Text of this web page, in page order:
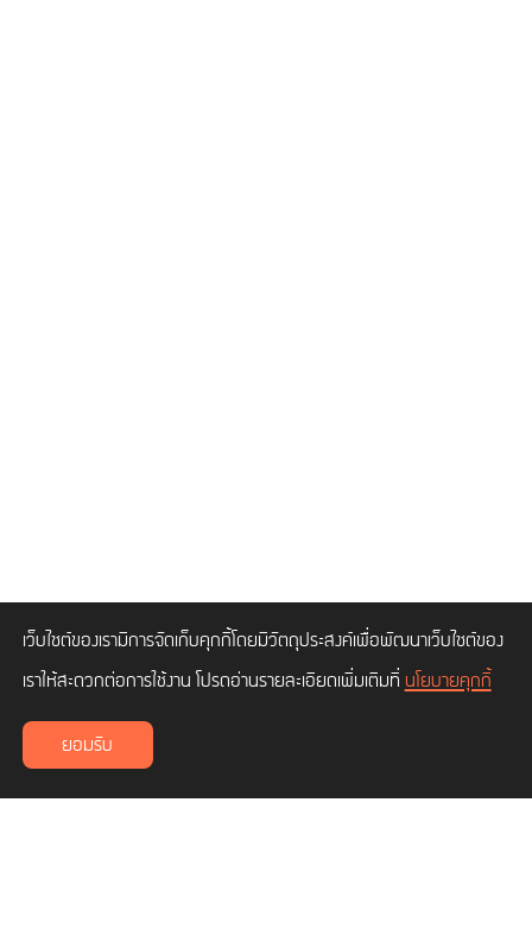
เว็บไซต์ของเรามีการจัดเก็บคุกกี้โดยมีวัตถุประสงค์เพื่อพัฒนาเว็บไซต์ของ
เราให้สะดวกต่อการใช้งาน โปรดอ่านรายละเอียดเพิ่มเติมที่ นโยบายคุกกี้
ยอมรับ